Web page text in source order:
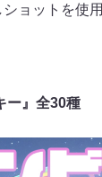
ョットを使用
ー』全30種